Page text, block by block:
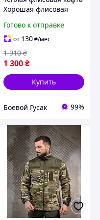
Хорошая флисовая
тактическая флисовая
кофта зсу хаки
Готово к отправке
от 130₴/мес
1 300₴
1 910 ₴
Купить
Боевой Гусак 99%